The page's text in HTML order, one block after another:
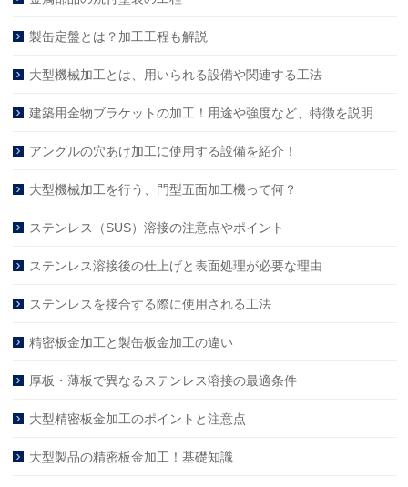
製缶定盤とは？加工工程も解説
大型機械加工とは、用いられる設備や関連する工法
建築用金物ブラケットの加工！用途や強度など、特徴を説明
アングルの穴あけ加工に使用する設備を紹介！
大型機械加工を行う、門型五面加工機って何？
ステンレス（SUS）溶接の注意点やポイント
ステンレス溶接後の仕上げと表面処理が必要な理由
ステンレスを接合する際に使用される工法
精密板金加工と製缶板金加工の違い
厚板・薄板で異なるステンレス溶接の最適条件
大型精密板金加工のポイントと注意点
大型製品の精密板金加工！基礎知識